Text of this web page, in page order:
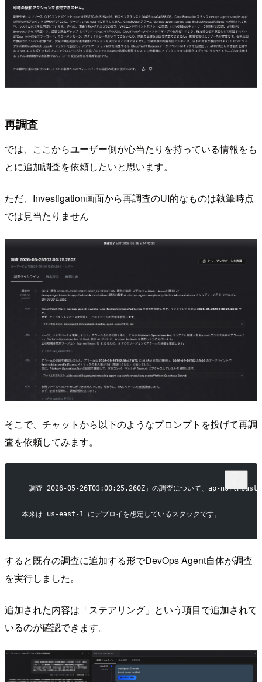
再調査
では、ここからユーザー側が心当たりを持っている情報をも
とに追加調査を依頼したいと思います。
ただ、Investigation画面から再調査のUI的なものは執筆時点
では見当たりません
そこで、チャットから以下のようなプロンプトを投げて再調
査を依頼してみます。
「調査 2026-05-26T03:00:25.260Z」の調査について、ap-
本来は us-east-1 にデプロイを想定しているスタックです。
すると既存の調査に追加する形でDevOps Agent自体が調査
を実行しました。
追加された内容は「ステアリング」という項目で追加されて
いるのが確認できます。